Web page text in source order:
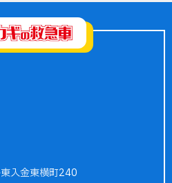
入金東横町240